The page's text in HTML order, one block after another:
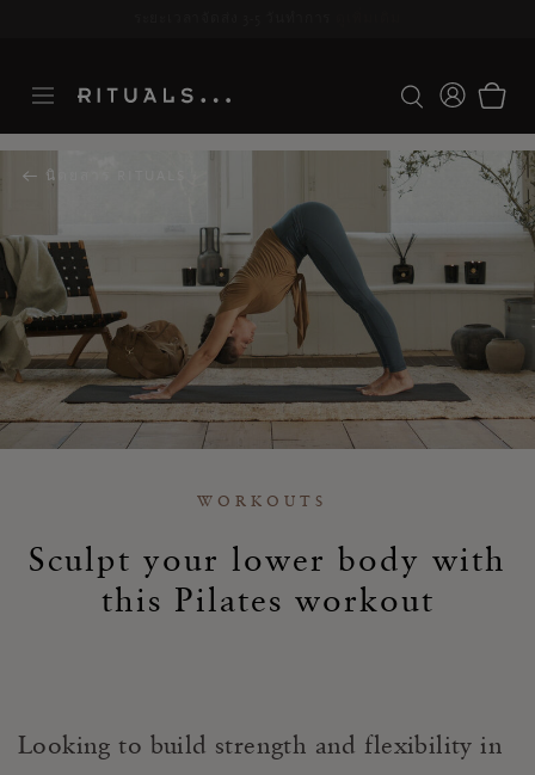
นิตยสาร RITUALS
WORKOUTS
Sculpt your lower body with
this Pilates workout
Looking to build strength and flexibility in